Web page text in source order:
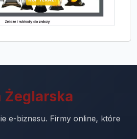
Żeglarska
e-biznesu. Firmy online, które